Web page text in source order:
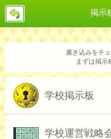
掲示
戻
書き込みをチ
まずは掲示
学校掲示板
学校運営戦略